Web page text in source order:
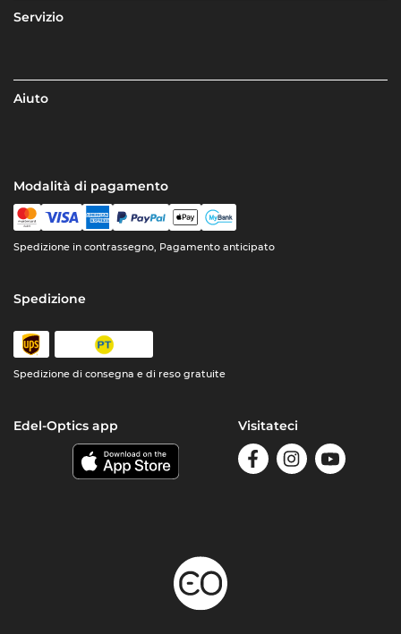
Servizio
Aiuto
Modalità di pagamento
Spedizione in contrassegno, Pagamento anticipato
Spedizione
Spedizione di consegna e di reso gratuite
Edel-Optics app Visitateci